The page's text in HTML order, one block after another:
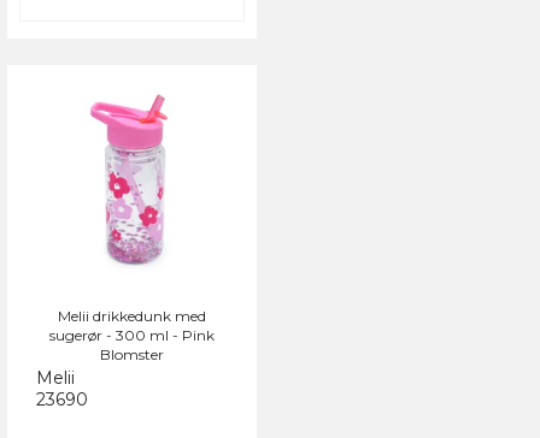
Melii drikkedunk med
sugerør - 300 ml - Pink
Blomster
Melii
23690